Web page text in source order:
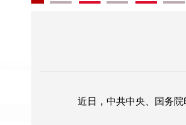
近日，中共中央、国务